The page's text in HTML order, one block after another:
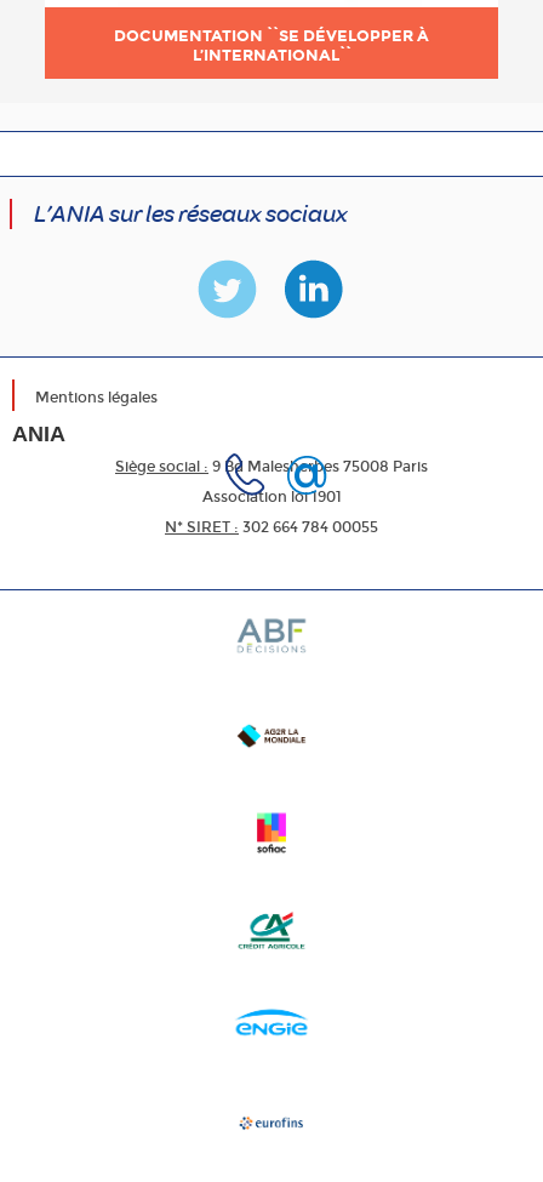
DOCUMENTATION ``SE DÉVELOPPER À
L’INTERNATIONAL``
L’ANIA sur les réseaux sociaux
Mentions légales
ANIA
Siège social : 9 Bd Malesherbes 75008 Paris
Association loi 1901
N* SIRET : 302 664 784 00055